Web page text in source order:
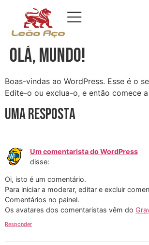
Olá, mundo!
Boas-vindas ao WordPress. Esse é o
Edite-o ou exclua-o, e então comece
Uma resposta
Um comentarista do WordPress
disse:
Oi, isto é um comentário.
Para iniciar a moderar, editar e excluir
Comentários no painel.
Os avatares dos comentaristas vêm do
Responder